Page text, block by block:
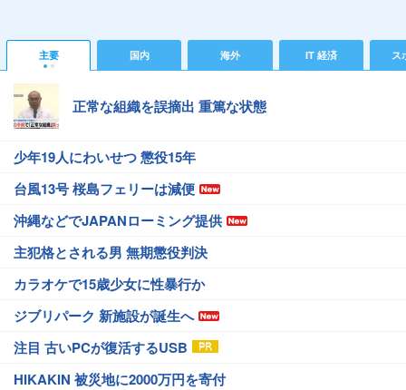
主要 国内 海外 IT 経済 ス
正常な組織を誤摘出 重篤な状態
少年19人にわいせつ 懲役15年
台風13号 桜島フェリーは減便
沖縄などでJAPANローミング提供
主犯格とされる男 無期懲役判決
カラオケで15歳少女に性暴行か
ジブリパーク 新施設が誕生へ
注目 古いPCが復活するUSB
HIKAKIN 被災地に2000万円を寄付